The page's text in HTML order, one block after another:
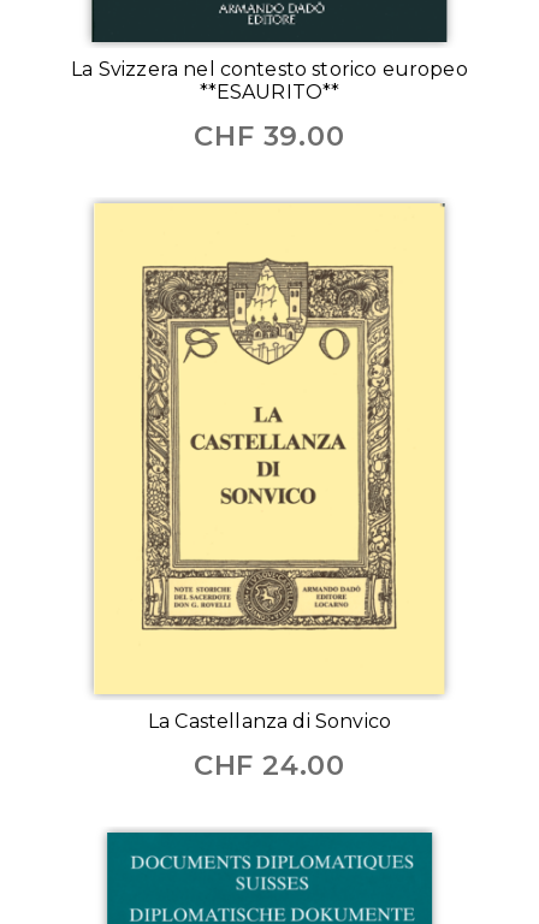
La Svizzera nel contesto storico europeo
**ESAURITO**
CHF 39.00
La Castellanza di Sonvico
CHF 24.00